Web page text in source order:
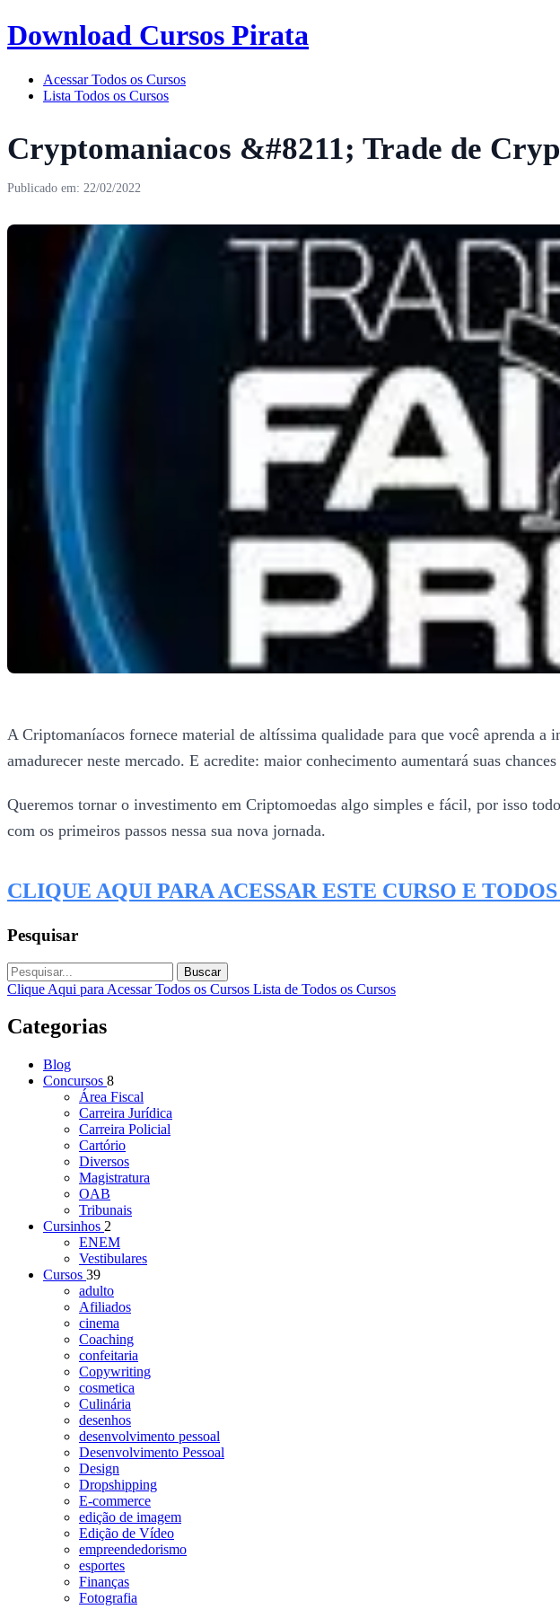
Download Cursos Pirata
Acessar Todos os Cursos
Lista Todos os Cursos
Cryptomaniacos &#8211; Trade de
Publicado em: 22/02/2022
A Criptomaníacos fornece material de altíssima qualidade para que você aprenda
amadurecer neste mercado. E acredite: maior conhecimento aumentará suas
Queremos tornar o investimento em Criptomoedas algo simples e fácil, por isso
com os primeiros passos nessa sua nova jornada.
CLIQUE AQUI PARA ACESSAR ESTE CURSO E TODOS
Pesquisar
Buscar
Clique Aqui para Acessar Todos os Cursos Lista de Todos os Cursos
Categorias
Blog
Concursos 8
Área Fiscal
Carreira Jurídica
Carreira Policial
Cartório
Diversos
Magistratura
OAB
Tribunais
Cursinhos 2
ENEM
Vestibulares
Cursos 39
adulto
Afiliados
cinema
Coaching
confeitaria
Copywriting
cosmetica
Culinária
desenhos
desenvolvimento pessoal
Desenvolvimento Pessoal
Design
Dropshipping
E-commerce
edição de imagem
Edição de Vídeo
empreendedorismo
esportes
Finanças
Fotografia